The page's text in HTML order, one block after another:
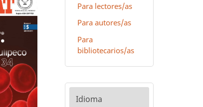
Para lectores/as
Para autores/as
Para
bibliotecarios/as
Idioma